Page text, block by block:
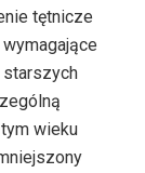
tętnicze
starszych
wieku